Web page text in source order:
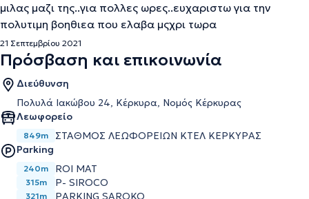
μιλας μαζι της..για πολλες ωρες..ευχαριστω για την
πολυτιμη βοηθιεα που ελαβα μςχρι τωρα
21 Σεπτεμβρίου 2021
Πρόσβαση και επικοινωνία
Διεύθυνση
Πολυλά Ιακώβου 24, Κέρκυρα, Νομός Κέρκυρας
Λεωφορείο
849m
ΣΤΑΘΜΟΣ ΛΕΩΦΟΡΕΙΩΝ ΚΤΕΛ ΚΕΡΚΥΡΑΣ
Parking
240m ROI MAT
315m P- SIROCO
321m
PARKING SAROKO